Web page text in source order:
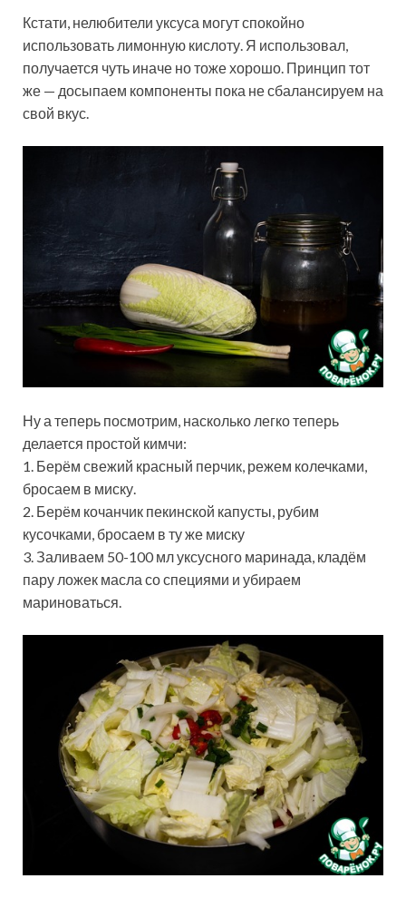
Кстати, нелюбители уксуса могут спокойно
использовать лимонную кислоту. Я использовал,
получается чуть иначе но тоже хорошо. Принцип тот
же — досыпаем компоненты пока не сбалансируем на
свой вкус.
Ну а теперь посмотрим, насколько легко теперь
делается простой кимчи:
1. Берём свежий красный перчик, режем колечками,
бросаем в миску.
2. Берём кочанчик пекинской капусты, рубим
кусочками, бросаем в ту же миску
3. Заливаем 50-100 мл уксусного маринада, кладём
пару ложек масла со специями и убираем
мариноваться.